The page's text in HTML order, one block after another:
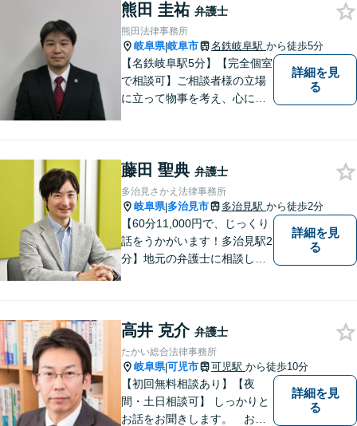
ます。より良い解決ができる
ようサポートしたいと考えて
おります。
熊田 圭祐 弁護士
熊田法律事務所
岐阜県|岐阜市 名鉄岐阜駅 から徒歩5分
【名鉄岐阜駅5分】【完全個室
で相談可】ご相談者様の立場
に立って物事を考え、心に寄
決への第一歩です。小さな問
題から大きな問題まで、お気
軽にご相談ください。
詳細を見
る
藤田 聖典 弁護士
多治見さかえ法律事務所
岐阜県|多治見市 多治見駅 から徒歩2分
【60分11,000円で、じっくり
話をうかがいます！多治見駅2
分】地元の弁護士に相談した
まで。相談料は、平日営業時
間内は60分11,000円。じっく
り話をうかがいます。
詳細を見
る
高井 克介 弁護士
たかい総合法律事務所
岐阜県|可児市 可児駅 から徒歩10分
【初回無料相談あり】【夜
間・土日相談可】 しっかりと
お話をお聞きします。 お気
詳細を見
る